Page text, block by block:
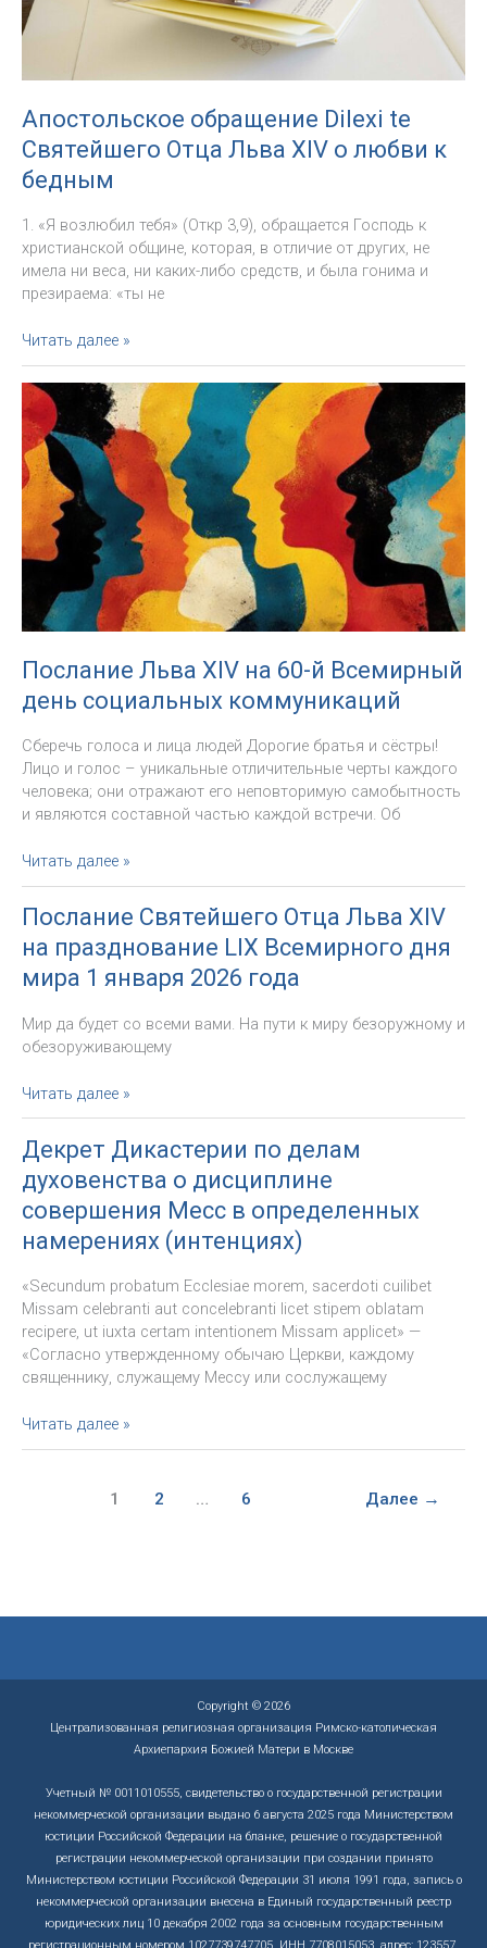
Апостольское обращение Dilexi te
Святейшего Отца Льва XIV о любви к
бедным
1. «Я возлюбил тебя» (Откр 3,9), обращается Господь к
христианской общине, которая, в отличие от других, не
имела ни веса, ни каких-либо средств, и была гонима и
презираема: «ты не
Апостольское
обращение
Dilexi
te
Святейшего
Отца
Льва
XIV
о
любви
бедным
Читать далее »
Послание Льва XIV на 60-й Всемирный
день социальных коммуникаций
Сберечь голоса и лица людей Дорогие братья и сёстры!
Лицо и голос – уникальные отличительные черты каждого
человека; они отражают его неповторимую самобытность
и являются составной частью каждой встречи. Об
Послание
Льва
XIV
на
60-
й
Всемирный
день
социальных
Читать далее »
Послание Святейшего Отца Льва XIV
на празднование LIX Всемирного дня
мира 1 января 2026 года
Мир да будет со всеми вами. На пути к миру безоружному и
обезоруживающему
Послание
Святейшего
Отца
Льва
XIV
на
празднование
LIX
дня
мира
1
января
2026
Читать далее »
Декрет Дикастерии по делам
духовенства о дисциплине
совершения Месс в определенных
намерениях (интенциях)
«Secundum probatum Ecclesiae morem, sacerdoti cuilibet
Missam celebranti aut concelebranti licet stipem oblatam
recipere, ut iuxta certam intentionem Missam applicet» —
«Согласно утвержденному обычаю Церкви, каждому
священнику, служащему Мессу или сослужащему
Декрет
Дикастерии
Читать далее »
1 2 … 6 Далее →
Copyright © 2026
Централизованная религиозная организация Римско-католическая
Архиепархия Божией Матери в Москве
Учетный № 0011010555, свидетельство о государственной регистрации
некоммерческой организации выдано 6 августа 2025 года Министерством
юстиции Российской Федерации на бланке, решение о государственной
регистрации некоммерческой организации при создании принято
Министерством юстиции Российской Федерации 31 июля 1991 года, запись о
некоммерческой организации внесена в Единый государственный реестр
юридических лиц 10 декабря 2002 года за основным государственным
регистрационным номером 1027739747705, ИНН 7708015053, адрес: 123557,